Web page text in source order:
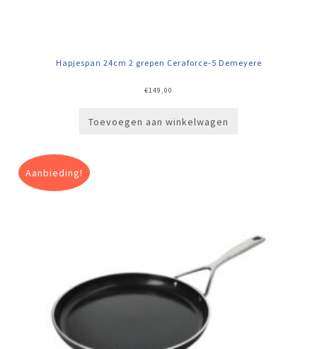
Hapjespan 24cm 2 grepen Ceraforce-5 Demeyere
€149,00
Toevoegen aan winkelwagen
Aanbieding!